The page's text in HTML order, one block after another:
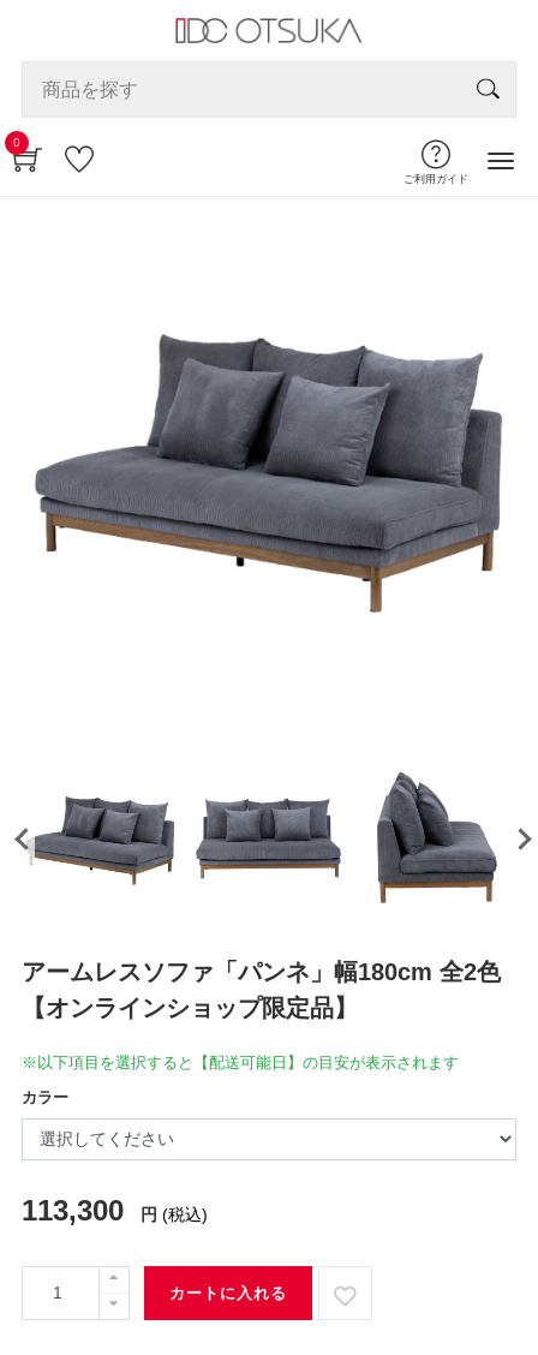
0
ご利用ガイド
アームレスソファ「パンネ」幅180cm 全2色
【オンラインショップ限定品】
※以下項目を選択すると【配送可能日】の目安が表示されます
カラー
113,300 円 (税込)
カートに入れる